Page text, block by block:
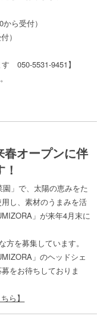
ら受付）
）
050-5531-9451】
春オープンに伴
」で、太陽の恵みをた
し、素材のうまみを活
」が来年4月末に
を募集しています。
」のヘッドシェ
をお待ちしておりま
ら】